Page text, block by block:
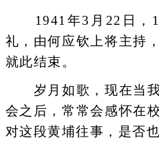
1941年3月22日，
礼，由何应钦上将主持
就此结束。
岁月如歌，现在当我
会之后，常常会感怀在
对这段黄埔往事，是否